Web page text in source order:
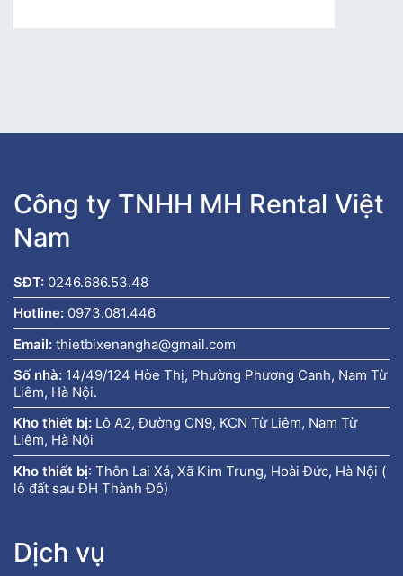
Công ty TNHH MH Rental Việt
Nam
SĐT: 0246.686.53.48
Hotline: 0973.081.446
Email: thietbixenangha@gmail.com
Số nhà: 14/49/124 Hòe Thị, Phường Phương Canh, Nam Từ
Liêm, Hà Nội.
Kho thiết bị: Lô A2, Đường CN9, KCN Từ Liêm, Nam Từ
Liêm, Hà Nội
Kho thiết bị: Thôn Lai Xá, Xã Kim Trung, Hoài Đức, Hà Nội (
lô đất sau ĐH Thành Đô)
Dịch vụ